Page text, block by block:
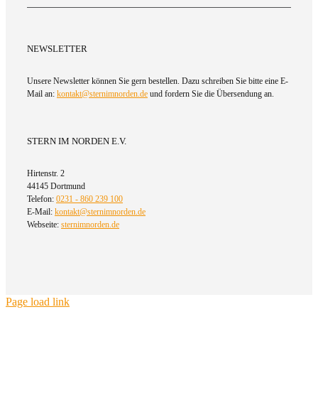
NEWSLETTER
Unsere Newsletter können Sie gern bestellen. Dazu schreiben Sie bitte eine E-
Mail an: kontakt@sternimnorden.de und fordern Sie die Übersendung an.
STERN IM NORDEN E.V.
Hirtenstr. 2
44145 Dortmund
Telefon: 0231 - 860 239 100
E-Mail: kontakt@sternimnorden.de
Webseite: sternimnorden.de
Page load link